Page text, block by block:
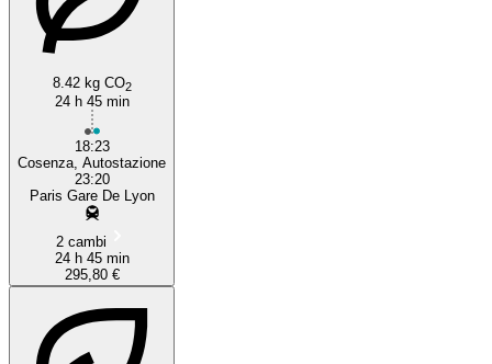
8.42 kg CO2
24 h 45 min
18:23
Cosenza, Autostazione
23:20
Paris Gare De Lyon
2 cambi
24 h 45 min
295,80 €